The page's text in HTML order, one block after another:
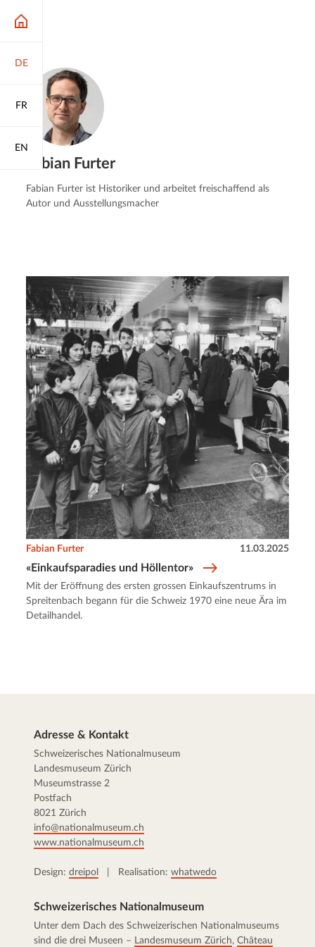
DE
FR
EN
Fabian Furter
Fabian Furter ist Historiker und arbeitet freischaffend als
Autor und Ausstellungsmacher
«Einkaufsparadies und Höllentor»
Fabian Furter 11.03.2025
Mit der Eröffnung des ersten grossen Einkaufszentrums in
Spreitenbach begann für die Schweiz 1970 eine neue Ära im
Detailhandel.
Adresse & Kontakt
Schweizerisches Nationalmuseum
Landesmuseum Zürich
Museumstrasse 2
Postfach
8021 Zürich
info@nationalmuseum.ch
www.nationalmuseum.ch
Design: dreipol | Realisation: whatwedo
Schweizerisches Nationalmuseum
Unter dem Dach des Schweizerischen Nationalmuseums
sind die drei Museen – Landesmuseum Zürich, Château